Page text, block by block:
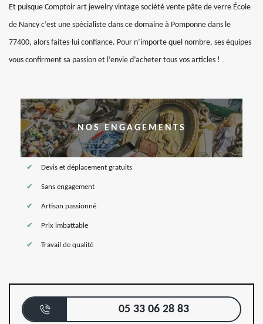
Et puisque Comptoir art jewelry vintage société vente pâte de verre École
de Nancy c’est une spécialiste dans ce domaine à Pomponne dans le
77400, alors faites-lui confiance. Pour n’importe quel nombre, ses équipes
vous confirment sa passion et l’envie d’acheter tous vos articles !
NOS ENGAGEMENTS
Devis et déplacement gratuits
Sans engagement
Artisan passionné
Prix imbattable
Travail de qualité
05 33 06 28 83